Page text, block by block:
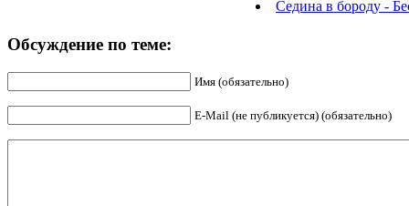
Седина в бороду -
Обсуждение по теме:
Имя (обязательно)
E-Mail (не публикуется) (обязательно)